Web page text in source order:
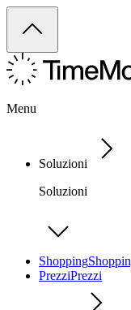
Menu
Soluzioni
Soluzioni
Shopping
PrezziPrezzi